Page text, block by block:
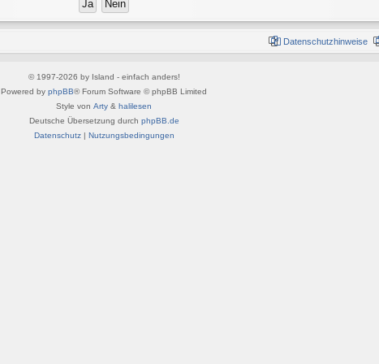
Datenschutzhinweise
© 1997-2026 by Island - einfach anders!
Powered by phpBB® Forum Software © phpBB Limited
Style von Arty & halilesen
Deutsche Übersetzung durch phpBB.de
Datenschutz| Nutzungsbedingungen